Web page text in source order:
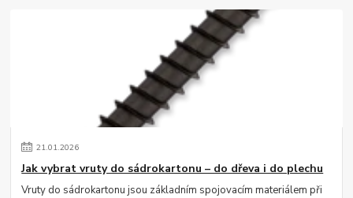
21.01.2026
Jak vybrat vruty do sádrokartonu – do dřeva i do plechu
Vruty do sádrokartonu jsou základním spojovacím materiálem při